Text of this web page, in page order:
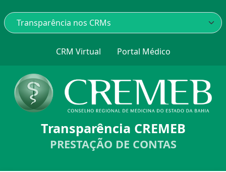
CRM Virtual Portal Médico
Transparência CREMEB
PRESTAÇÃO DE CONTAS